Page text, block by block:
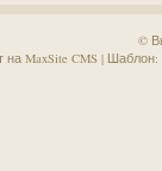
©
на MaxSite CMS |